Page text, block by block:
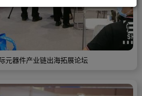
元器件产业链出海拓展论坛